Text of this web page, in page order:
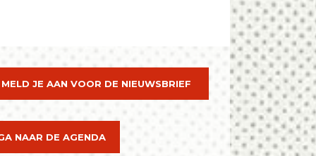
MELD JE AAN VOOR DE NIEUWSBRIEF
NAAR DE AGENDA